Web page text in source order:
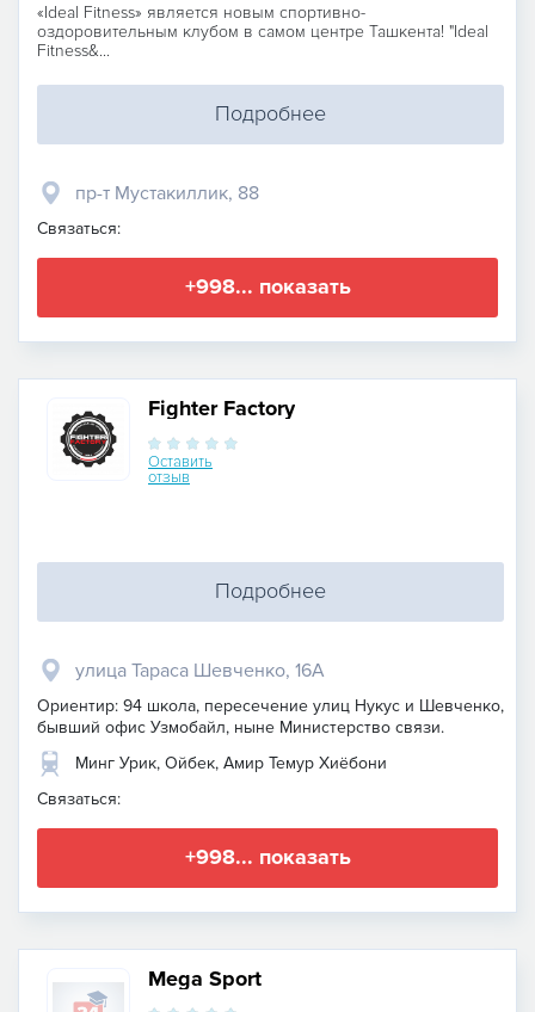
«Ideal Fitness» является новым спортивно-
оздоровительным клубом в самом центре Ташкента! "Ideal
Fitness&...
Подробнее
пр-т Мустакиллик, 88
Связаться:
+998... показать
Fighter Factory
Оставить
отзыв
Подробнее
улица Тараса Шевченко, 16А
Ориентир: 94 школа, пересечение улиц Нукус и Шевченко,
бывший офис Узмобайл, ныне Министерство связи.
Минг Урик, Ойбек, Амир Темур Хиёбони
Связаться:
+998... показать
Mega Sport